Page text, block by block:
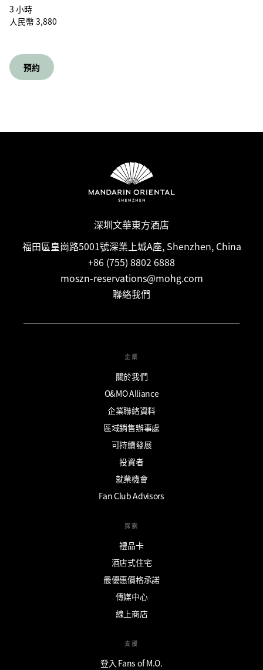
3 小時
人民幣 3,880
預約
深圳文華東方酒店
福田區皇崗路5001號深業上城A座, Shenzhen, China
+86 (755) 8802 6888
moszn-reservations@mohg.com
聯絡我們
企業
關於我們
O&MO Alliance
企業聯絡資料
區域銷售辦事處
可持續發展
投資者
就業機會
Fan Club Advisors
探索
禮品卡
酒店式住宅
最優惠價格承諾
傳媒中心
線上商店
支援
登入 Fans of M.O.